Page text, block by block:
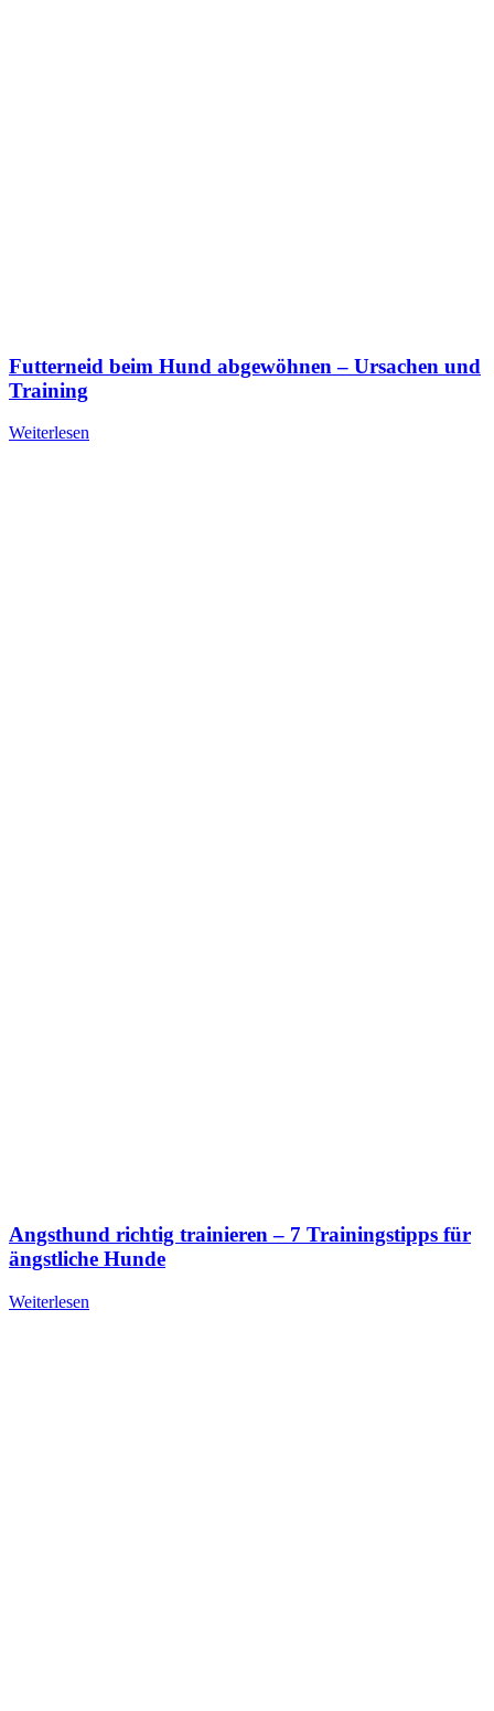
Futterneid beim Hund abgewöhnen – Ursachen und
Training
Weiterlesen
Angsthund richtig trainieren – 7 Trainingstipps für
ängstliche Hunde
Weiterlesen